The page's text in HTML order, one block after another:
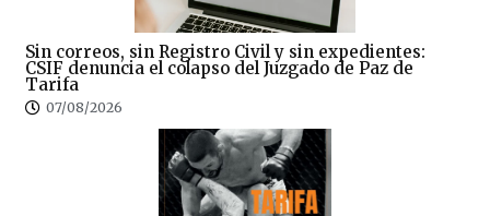
Sin correos, sin Registro Civil y sin expedientes:
CSIF denuncia el colapso del Juzgado de Paz de
Tarifa
07/08/2026